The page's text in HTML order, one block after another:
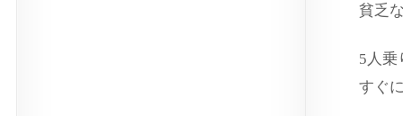
貧乏
5人乗
すぐ